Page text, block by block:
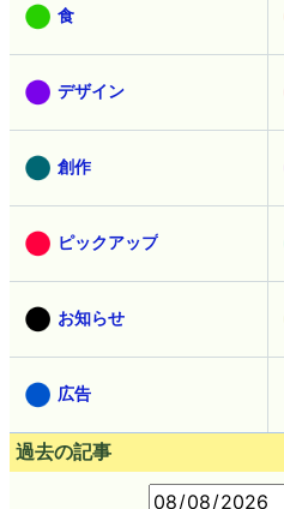
食
デザイン
創作
ピックアップ
お知らせ
広告
過去の記事